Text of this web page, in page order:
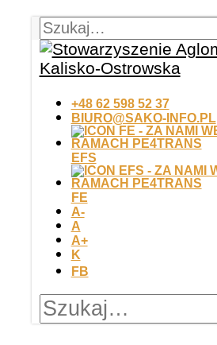
+48 62 598 52 37
BIURO@SAKO-INFO.PL
EFS
FE
A-
A
A+
K
FB